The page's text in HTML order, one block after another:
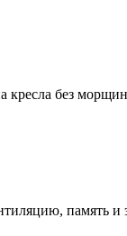
кресла без
память и